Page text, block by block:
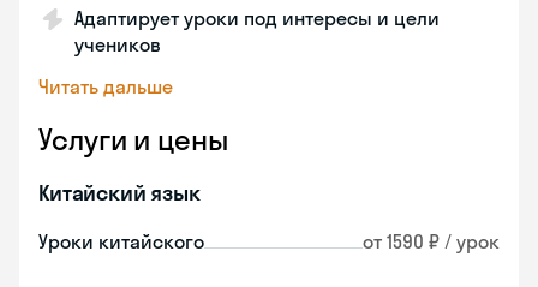
Адаптирует уроки под интересы и цели
учеников
Читать дальше
Услуги и цены
Китайский язык
Уроки китайского от 1590 ₽ / урок